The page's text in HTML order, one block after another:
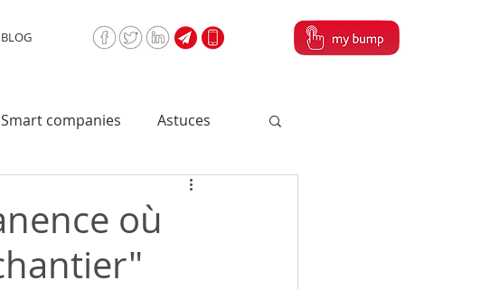
BLOG
Smart companies Astuces
où